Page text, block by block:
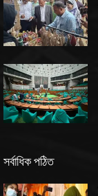
সর্বাধিক পঠিত